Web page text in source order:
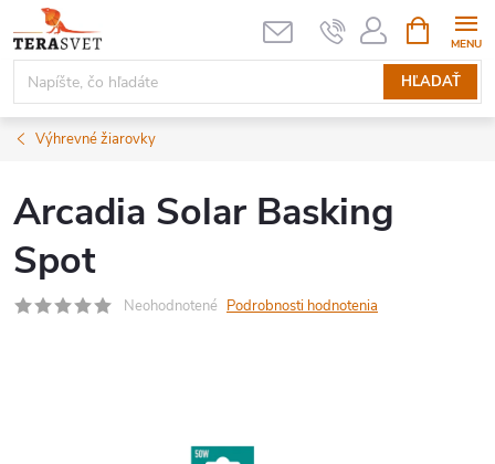
na
obsah
HĽADAŤ
KOŠÍK
Výhrevné žiarovky
Arcadia Solar Basking
Spot
Neohodnotené Podrobnosti hodnotenia